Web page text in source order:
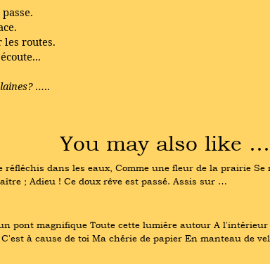
les routes.
…..
You may also like …
réfléchis dans les eaux, Comme une fleur de la prairie
; Adieu ! Ce doux rêve est passé. Assis sur …
pont magnifique Toute cette lumière autour A
à cause de toi Ma chérie de papier En manteau de